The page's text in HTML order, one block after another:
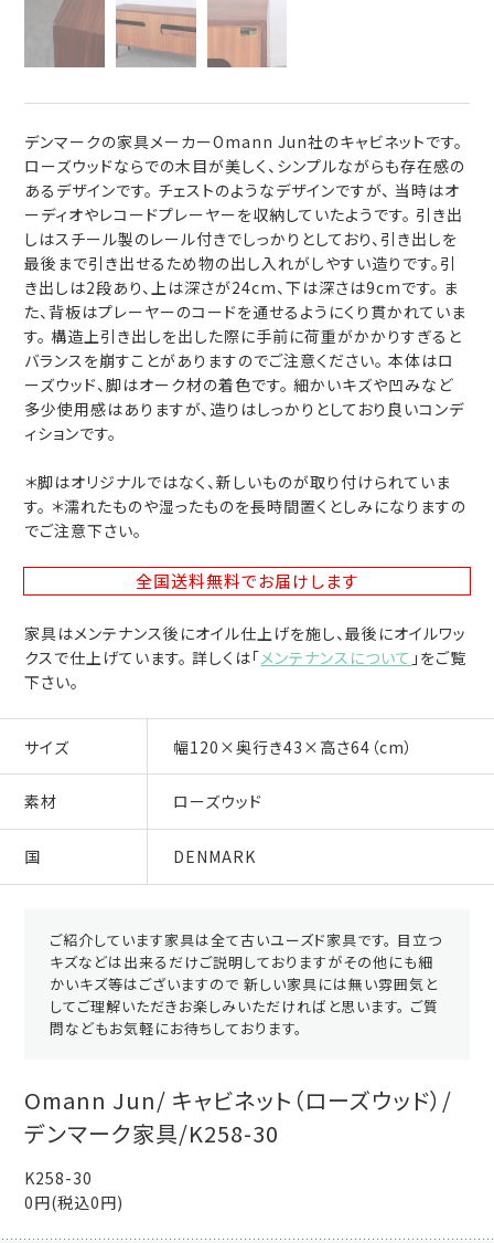
デンマークの家具メーカーOmann Jun社のキャビネットです。
ローズウッドならでの木目が美しく、シンプルながらも存在感の
あるデザインです。 チェストのようなデザインですが、 当時はオ
ーディオやレコードプレーヤーを収納していたようです。 引き出
しはスチール製のレール付きでしっかりとしており、引き出しを
最後まで引き出せるため物の出し入れがしやすい造りです。引
き出しは2段あり、上は深さが24cm、下は深さは9cmです。 ま
た、背板はプレーヤーのコードを通せるようにくり貫かれていま
す。 構造上引き出しを出した際に手前に荷重がかかりすぎると
バランスを崩すことがありますのでご注意ください。 本体はロ
ーズウッド、脚はオーク材の着色です。 細かいキズや凹みなど
多少使用感はありますが、造りはしっかりとしており良いコンデ
ィションです。
＊脚はオリジナルではなく、新しいものが取り付けられていま
す。 ＊濡れたものや湿ったものを長時間置くとしみになりますの
でご注意下さい。
全国送料無料でお届けします
家具はメンテナンス後にオイル仕上げを施し、最後にオイルワッ
クスで仕上げています。 詳しくは「メンテナンスについて 」をご覧
下さい。
サイズ 幅120×奥行き43×高さ64（cm）
素材 ローズウッド
国 DENMARK
ご紹介しています家具は全て古いユーズド家具です。 目立つ
キズなどは出来るだけご説明しておりますがその他にも細
かいキズ等はございますので 新しい家具には無い雰囲気と
してご理解いただきお楽しみいただければと思います。 ご質
問などもお気軽にお待ちしております。
Omann Jun/ キャビネット（ローズウッド）/
デンマーク家具/K258-30
K258-30
0円(税込0円)